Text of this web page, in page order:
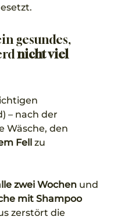
gesundes,
nicht viel
– nach der
Wäsche, den
Fell zu
zwei Wochen und
mit Shampoo
zerstört die